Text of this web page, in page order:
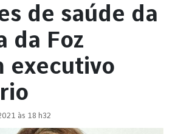
de saúde da
da Foz
executivo
às 18 h32